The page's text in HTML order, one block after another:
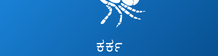
ಕರ್ಕ